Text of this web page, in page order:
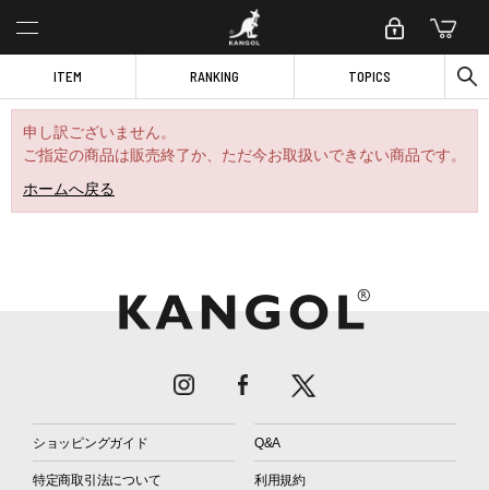
ITEM RANKING TOPICS
申し訳ございません。
ご指定の商品は販売終了か、ただ今お取扱いできない商品です。
ホームへ戻る
ショッピングガイド Q&A
特定商取引法について 利用規約